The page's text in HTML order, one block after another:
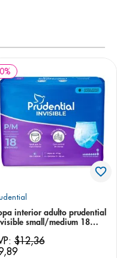
%
interior adulto prudential
small/medium 18
$12,36
,89